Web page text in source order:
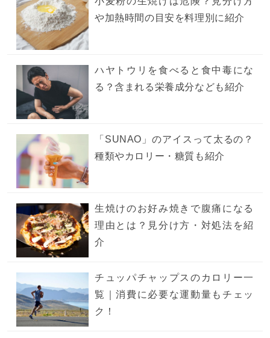
や加熱時間の目安を料理別に紹介
ハヤトウリを食べると食中毒にな
る？含まれる栄養成分なども紹介
「SUNAO」のアイスって太るの？
種類やカロリー・糖質も紹介
生焼けのお好み焼きで腹痛になる
理由とは？見分け方・対処法を紹
介
チュッパチャップスのカロリー一
覧｜消費に必要な運動量もチェッ
ク！